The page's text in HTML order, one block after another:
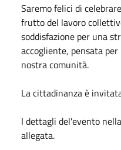
Saremo felici di
frutto del lavoro
soddisfazione per una
accogliente, pensata
nostra comunità.
La cittadinanza è
I dettagli del'evento
allegata.